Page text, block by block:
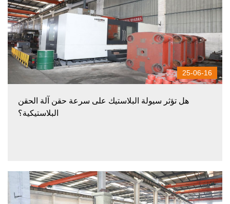
25-06-16
هل تؤثر سيولة البلاستيك على سرعة حقن آلة الحقن
البلاستيكية؟